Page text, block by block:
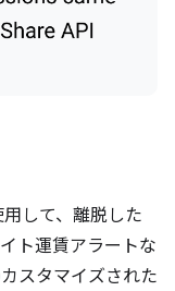
用して、離脱した
ト運賃アラートな
スタマイズされた